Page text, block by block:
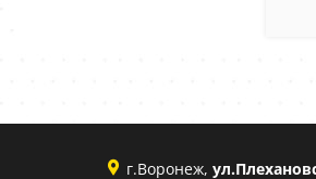
г.Воронеж,